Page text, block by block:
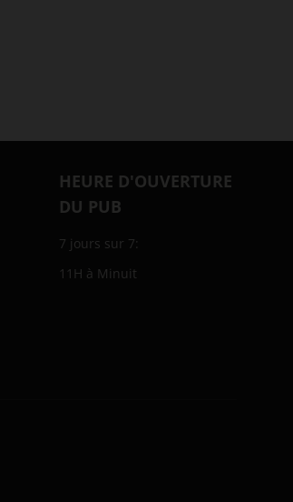
HEURE D'OUVERTURE
DU PUB
7 jours sur 7:
11H à Minuit